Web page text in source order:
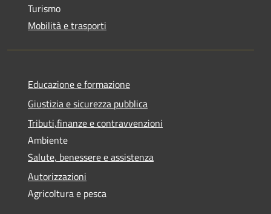
Turismo
Mobilità e trasporti
Educazione e formazione
Giustizia e sicurezza pubblica
Tributi,finanze e contravvenzioni
Ambiente
Salute, benessere e assistenza
Autorizzazioni
Agricoltura e pesca